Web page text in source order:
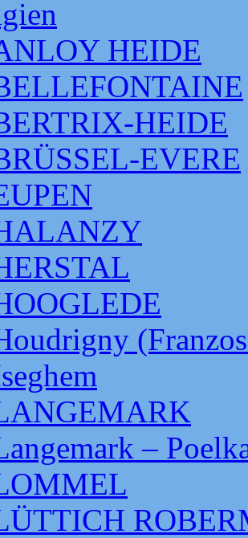
HEIDE
HEIDE
EVERE
–